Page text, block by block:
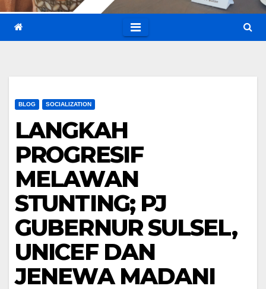
BLOG SOCIALIZATION
LANGKAH
PROGRESIF
MELAWAN
STUNTING; PJ
GUBERNUR SULSEL,
UNICEF DAN
JENEWA MADANI